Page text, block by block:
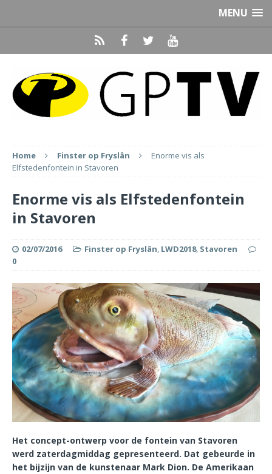
MENU
Home Finster op Fryslân
Enorme vis als
Elfstedenfontein in Stavoren
Enorme vis als Elfstedenfontein
in Stavoren
02/07/2016 Finster op Fryslân, LWD2018, Stavoren
0
Het concept-ontwerp voor de fontein van Stavoren
werd zaterdagmiddag gepresenteerd. Dat gebeurde in
het bijzijn van de kunstenaar Mark Dion. De Amerikaan